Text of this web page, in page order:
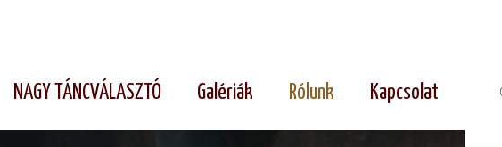
NAGY TÁNCVÁLASZTÓ Galériák Rólunk Kapcsolat